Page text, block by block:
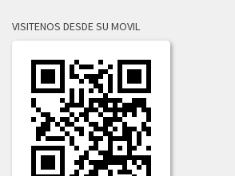
VISITENOS DESDE SU MOVIL